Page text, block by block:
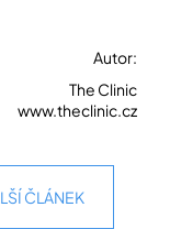
Autor:
The Clinic
www.theclinic.cz
ČLÁNEK